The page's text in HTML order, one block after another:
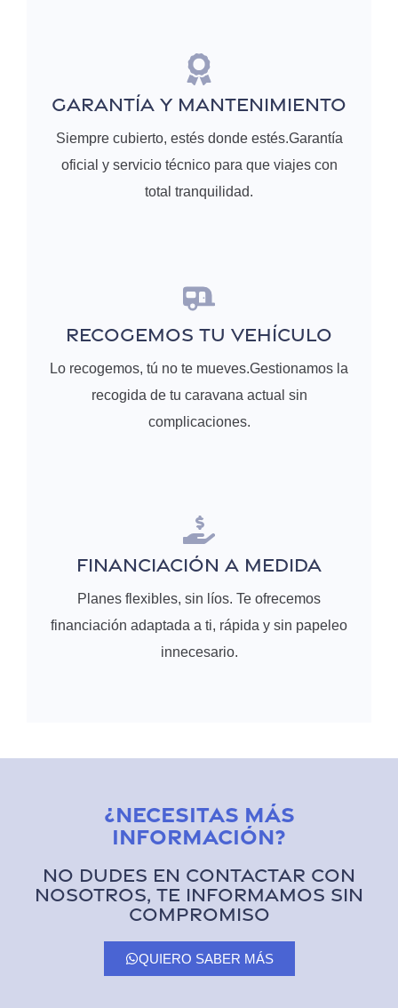
GARANTÍA Y MANTENIMIENTO
Siempre cubierto, estés donde estés.Garantía
oficial y servicio técnico para que viajes con
total tranquilidad.
RECOGEMOS TU VEHÍCULO
Lo recogemos, tú no te mueves.Gestionamos la
recogida de tu caravana actual sin
complicaciones.
FINANCIACIÓN A MEDIDA
Planes flexibles, sin líos. Te ofrecemos
financiación adaptada a ti, rápida y sin papeleo
innecesario.
¿Necesitas más
información?
No dudes en contactar con
nosotros, te informamos sin
compromiso
QUIERO SABER MÁS